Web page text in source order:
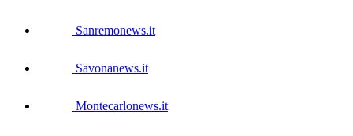
Sanremonews.it
Savonanews.it
Montecarlonews.it